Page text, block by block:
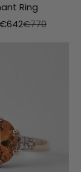
Ring
Normale prijs
€770